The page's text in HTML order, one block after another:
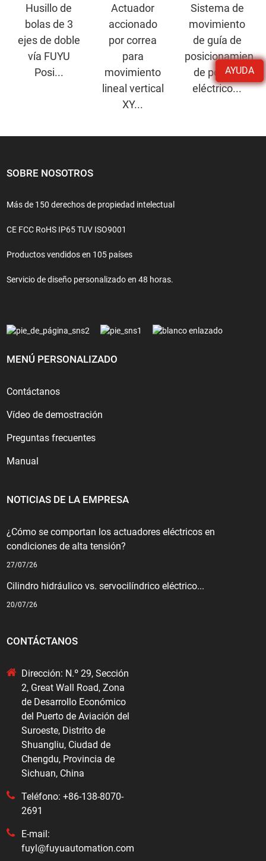
AYUDA
Husillo de
bolas de 3
ejes de doble
vía FUYU
Posi...
Actuador
accionado
por correa
para
movimiento
lineal vertical
XY...
Sistema de
movimiento
de guía de
posicionamiento
de pórtico
eléctrico...
SOBRE NOSOTROS
Más de 150 derechos de propiedad intelectual
CE FCC RoHS IP65 TUV ISO9001
Productos vendidos en 105 países
Servicio de diseño personalizado en 48 horas.
MENÚ PERSONALIZADO
Contáctanos
Vídeo de demostración
Preguntas frecuentes
Manual
NOTICIAS DE LA EMPRESA
¿Cómo se comportan los actuadores eléctricos en
condiciones de alta tensión?
27/07/26
Cilindro hidráulico vs. servocilíndrico eléctrico...
20/07/26
CONTÁCTANOS
Dirección: N.º 29, Sección
2, Great Wall Road, Zona
de Desarrollo Económico
del Puerto de Aviación del
Suroeste, Distrito de
Shuangliu, Ciudad de
Chengdu, Provincia de
Sichuan, China
Teléfono: +86-138-8070-
2691
E-mail:
fuyl@fuyuautomation.com